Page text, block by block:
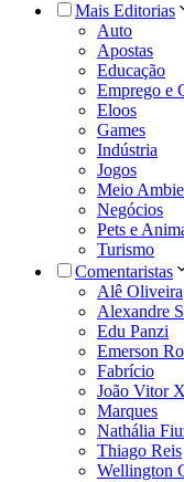
Mais Editorias
Auto
Apostas
Educação
Emprego e
Eloos
Games
Indústria
Jogos
Meio
Negócios
Pets e
Turismo
Comentaristas
Alê Oliveira
Alexandre
Edu Panzi
Emerson
Fabrício
João Vitor
Marques
Nathália
Thiago Reis
Wellington